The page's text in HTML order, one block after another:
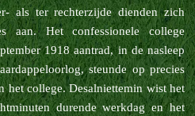
als ter rechterzijde dienden zich
aan. Het confessionele college
1918 aantrad, in de nasleep
steunde op precies
het college. Desalniettemin wist het
durende werkdag en het